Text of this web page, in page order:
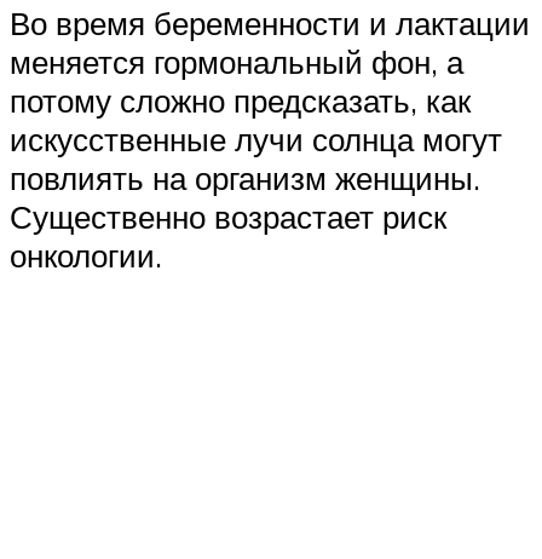
Во время беременности и лактации
меняется гормональный фон, а
потому сложно предсказать, как
искусственные лучи солнца могут
повлиять на организм женщины.
Существенно возрастает риск
онкологии.